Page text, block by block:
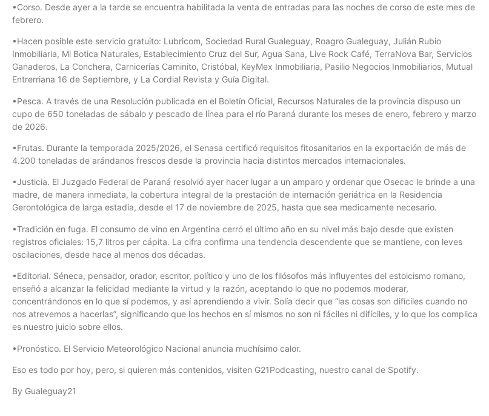
•Corso. Desde ayer a la tarde se encuentra habilitada la venta de entradas para las noches de corso de este mes de
febrero.
•Hacen posible este servicio gratuito: Lubricom, Sociedad Rural Gualeguay, Roagro Gualeguay, Julián Rubio
Inmobiliaria, Mi Botica Naturales, Establecimiento Cruz del Sur, Agua Sana, Live Rock Café, TerraNova Bar, Servicios
Ganaderos, La Conchera, Carnicerías Caminito, Cristóbal, KeyMex Inmobiliaria, Pasilio Negocios Inmobiliarios, Mutual
Entrerriana 16 de Septiembre, y La Cordial Revista y Guía Digital.
•Pesca. A través de una Resolución publicada en el Boletín Oficial, Recursos Naturales de la provincia dispuso un
cupo de 650 toneladas de sábalo y pescado de línea para el río Paraná durante los meses de enero, febrero y marzo
de 2026.
•Frutas. Durante la temporada 2025/2026, el Senasa certificó requisitos fitosanitarios en la exportación de más de
4.200 toneladas de arándanos frescos desde la provincia hacia distintos mercados internacionales.
•Justicia. El Juzgado Federal de Paraná resolvió ayer hacer lugar a un amparo y ordenar que Osecac le brinde a una
madre, de manera inmediata, la cobertura integral de la prestación de internación geriátrica en la Residencia
Gerontológica de larga estadía, desde el 17 de noviembre de 2025, hasta que sea medicamente necesario.
•Tradición en fuga. El consumo de vino en Argentina cerró el último año en su nivel más bajo desde que existen
registros oficiales: 15,7 litros per cápita. La cifra confirma una tendencia descendente que se mantiene, con leves
oscilaciones, desde hace al menos dos décadas.
•Editorial. Séneca, pensador, orador, escritor, político y uno de los filósofos más influyentes del estoicismo romano,
enseñó a alcanzar la felicidad mediante la virtud y la razón, aceptando lo que no podemos moderar,
concentrándonos en lo que sí podemos, y así aprendiendo a vivir. Solía decir que “las cosas son difíciles cuando no
nos atrevemos a hacerlas”, significando que los hechos en sí mismos no son ni fáciles ni difíciles, y lo que los complica
es nuestro juicio sobre ellos.
•Pronóstico. El Servicio Meteorológico Nacional anuncia muchísimo calor.
Eso es todo por hoy, pero, si quieren más contenidos, visiten G21Podcasting, nuestro canal de Spotify.
By Gualeguay21